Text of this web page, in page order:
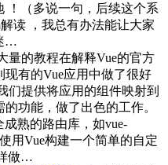
！（多说一句，后续这个系
读 ，我总有办法能让大家
…
量的教程在解释Vue的官方
现有的Vue应用中做了很好
们提供将应用的组件映射到
功能，做了出色的工作。
熟的路由库，如vue-
用Vue构建一个简单的自定
做…